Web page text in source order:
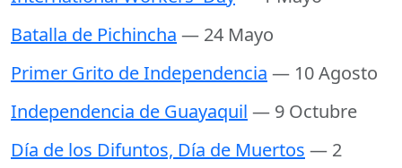
Batalla de Pichincha — 24 Mayo
Primer Grito de Independencia — 10 Agosto
Independencia de Guayaquil — 9 Octubre
Día de los Difuntos, Día de Muertos — 2